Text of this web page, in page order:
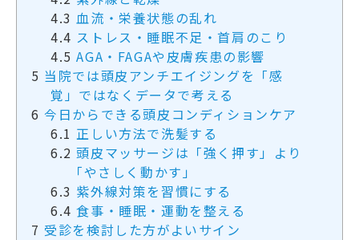
4.3 血流・栄養状態の乱れ
4.4 ストレス・睡眠不足・首肩のこり
4.5 AGA・FAGAや皮膚疾患の影響
5 当院では頭皮アンチエイジングを「感
覚」ではなくデータで考える
6 今日からできる頭皮コンディションケア
6.1 正しい方法で洗髪する
6.2 頭皮マッサージは「強く押す」より
「やさしく動かす」
6.3 紫外線対策を習慣にする
6.4 食事・睡眠・運動を整える
7 受診を検討した方がよいサイン